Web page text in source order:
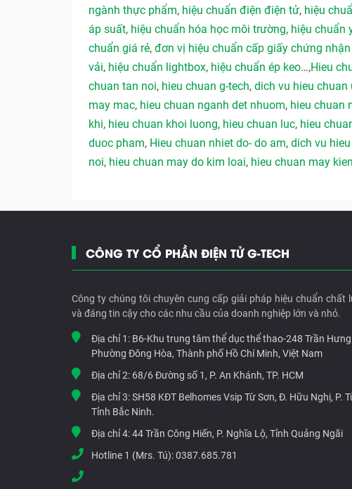
ngành thực phẩm, hiệu chuẩn điện điện tử, hiệu
áp suất, hiệu chuẩn hóa học môi trường, hiệu chuẩn
chuẩn giá rẻ, đơn vị hiệu chuẩn cấp giấy chứng
vải, hiệu chuẩn lightbox, hiệu chuẩn ép keo…,Hieu
chuan tan noi, hieu chuan g-tech, dich vu hieu chuan
may mac, hieu chuan nganh det nhuom, hieu chuan
khi, hieu chuan khoi luong, hieu chuan luc, hieu
duoc pham, Hieu chuan nhiet do- do am, dich vu
noi, hieu chuan may do kim loai, hieu chuan may
CÔNG TY CỔ PHẦN ĐIỆN TỬ G-TECH
Công ty chúng tôi chuyên cung cấp giải pháp hiệu chuẩn chất
và đáng tin cậy cho các nhu cầu của doanh nghiệp lớn và nhỏ.
Địa chỉ 1: B6-Khu trung tâm thể dục thể thao-248 Trần
Phường Đông Hòa, Thành phố Hồ Chí Minh, Việt Nam
Địa chỉ 2: 68/6 Đường số 1, P. An Khánh, TP. HCM
Địa chỉ 3:SH58 KĐT Belhomes Vsip Từ Sơn, Đ. Hữu Nghị, P.
Tỉnh Bắc Ninh.
Địa chỉ 4:44 Trần Công Hiến, P. Nghĩa Lộ, Tỉnh Quảng Ngãi
Hotline 1 (Mrs. Tú):0387.685.781